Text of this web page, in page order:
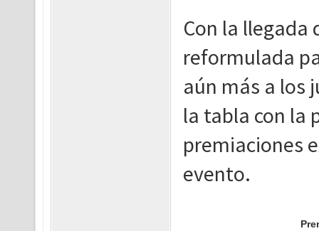
Con la llegada
reformulada
aún más a los
la tabla con la
premiaciones
evento.